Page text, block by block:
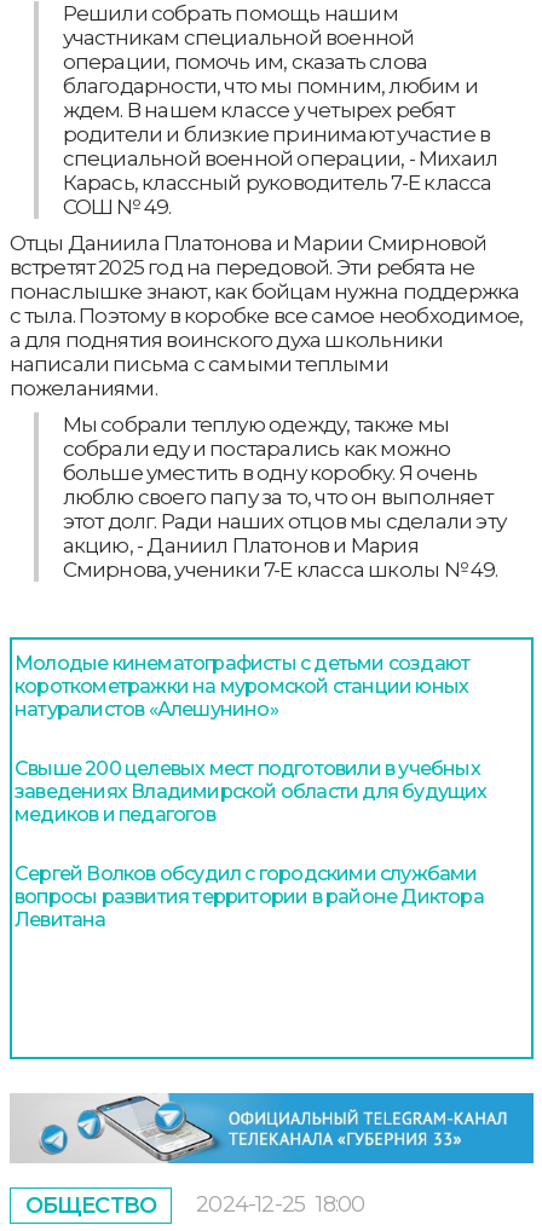
Решили собрать помощь нашим
участникам специальной военной
операции, помочь им, сказать слова
благодарности, что мы помним, любим и
ждем. В нашем классе у четырех ребят
родители и близкие принимают участие в
специальной военной операции, - Михаил
Карась, классный руководитель 7-Е класса
СОШ № 49.
Отцы Даниила Платонова и Марии Смирновой
встретят 2025 год на передовой. Эти ребята не
понаслышке знают, как бойцам нужна поддержка
с тыла. Поэтому в коробке все самое необходимое,
а для поднятия воинского духа школьники
написали письма с самыми теплыми
пожеланиями.
Мы собрали теплую одежду, также мы
собрали еду и постарались как можно
больше уместить в одну коробку. Я очень
люблю своего папу за то, что он выполняет
этот долг. Ради наших отцов мы сделали эту
акцию, - Даниил Платонов и Мария
Смирнова, ученики 7-Е класса школы № 49.
Молодые кинематографисты с детьми создают
короткометражки на муромской станции юных
натуралистов «Алешунино»
Свыше 200 целевых мест подготовили в учебных
заведениях Владимирской области для будущих
медиков и педагогов
Сергей Волков обсудил с городскими службами
вопросы развития территории в районе Диктора
Левитана
ОБЩЕСТВО 2024-12-25 18:00